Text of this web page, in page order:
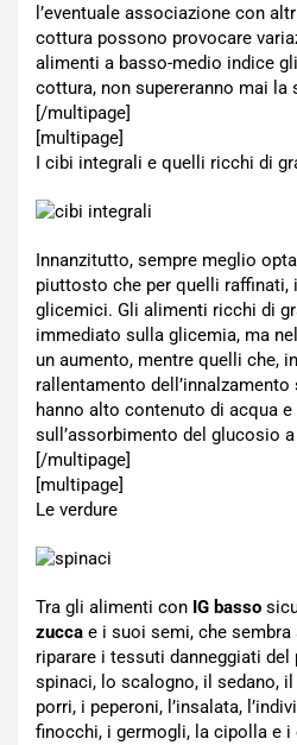
l’eventuale associazione con
cottura possono provocare
alimenti a basso-medio indice
cottura, non supereranno mai la
[/multipage]
[multipage]
I cibi integrali e quelli ricchi di
Innanzitutto, sempre meglio
piuttosto che per quelli raffinati,
glicemici. Gli alimenti ricchi di
immediato sulla glicemia, ma
un aumento, mentre quelli che,
rallentamento
hanno alto contenuto di acqua
sull’assorbimento del glucosio
[/multipage]
[multipage]
Le verdure
Tra gli alimenti con IG basso
zucca e i suoi semi, che
riparare i tessuti danneggiati del
spinaci, lo scalogno, il sedano,
porri, i peperoni, l’insalata,
finocchi, i germogli, la cipolla e i